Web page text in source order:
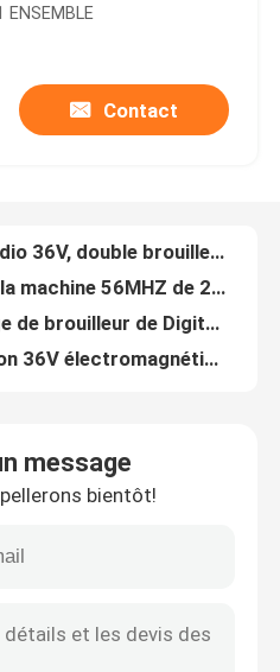
ENSEMBLE
Contact
Dispositif de brouilleur de machine à sous d'IEM/commutateur électrique puissant de générateur d'impulsion d'IEM double
CTS01 brouilleur d'impulsion de la poche IEM, générateur puissant d'IEM pour la machine à sous
Chaîne superbe légère de bourdon d'arme à feu portative tenue dans la main de brouilleur pour militaire
Transistor ouvert simple 110X46X30MM de brouilleur de générateur de machine de fruit du commutateur électrique 36V
message
bientôt!